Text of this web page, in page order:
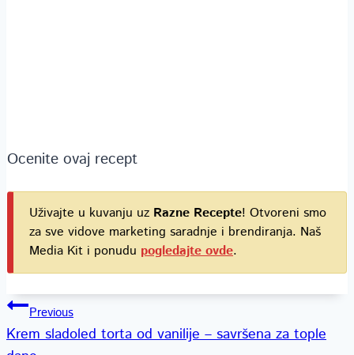
Ocenite ovaj recept
Uživajte u kuvanju uz Razne Recepte! Otvoreni smo
za sve vidove marketing saradnje i brendiranja. Naš
Media Kit i ponudu pogledajte ovde.
Kretanje
članka
Previous
Krem sladoled torta od vanilije – savršena za tople